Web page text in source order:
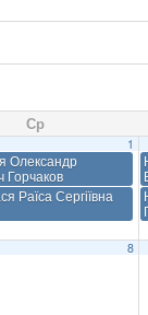
Ср
1
Олександр
Горчаков
Раїса Сергіївна
8